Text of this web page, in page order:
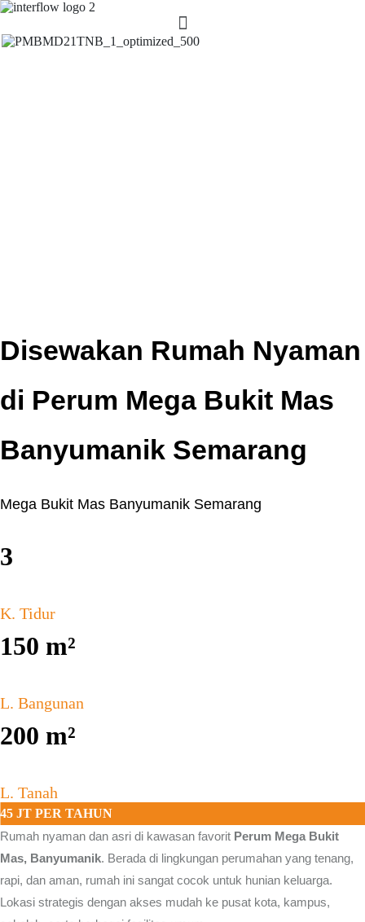
Disewakan Rumah Nyaman
di Perum Mega Bukit Mas
Banyumanik Semarang
Mega Bukit Mas Banyumanik Semarang
3
K. Tidur
150 m²
L. Bangunan
200 m²
L. Tanah
45 JT PER TAHUN
Rumah nyaman dan asri di kawasan favorit Perum Mega Bukit
Mas, Banyumanik. Berada di lingkungan perumahan yang tenang,
rapi, dan aman, rumah ini sangat cocok untuk hunian keluarga.
Lokasi strategis dengan akses mudah ke pusat kota, kampus,